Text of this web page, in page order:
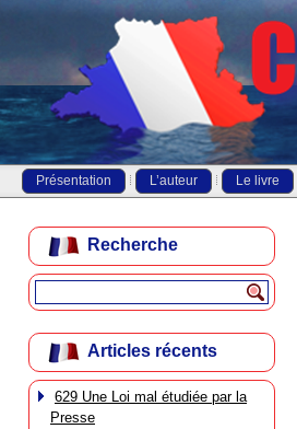
Présentation L’auteur Le livre
Recherche
Articles récents
629 Une Loi mal étudiée par la
Presse